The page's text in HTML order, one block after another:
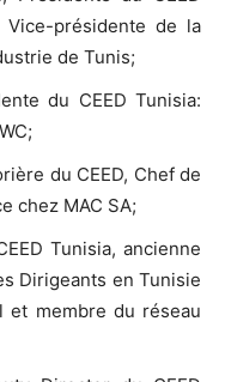
Vice-présidente de la
de Tunis;
du CEED Tunisia:
du CEED, Chef de
chez MAC SA;
Tunisia, ancienne
Dirigeants en Tunisie
et membre du réseau